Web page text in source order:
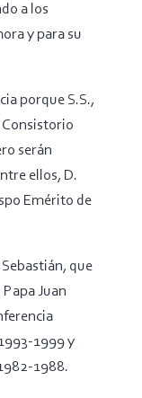
a los
y para su
porque S.S.,
Consistorio
serán
ellos, D.
Emérito de
que
Juan
1999 y
1988.